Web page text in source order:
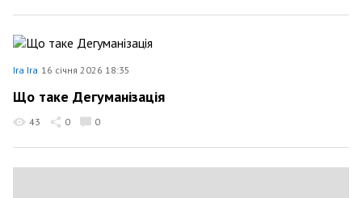
Ira Ira 16 січня 2026 18:35
Що таке Дегуманізація
43 0 0